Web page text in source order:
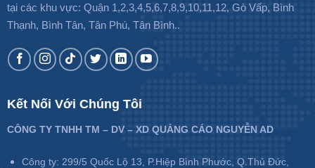
tại các khu vực: Quận 1,2,3,4,5,6,7,8,9,10,11,12, Gò Vấp, Bình
Thạnh, Bình Tân, Tân Phú, Tân Bình..
Kết Nối Với Chúng Tôi
CÔNG TY TNHH TM – DV – XD QUẢNG CÁO NGUYỄN AD
Công ty: 299/5 Quốc Lộ 13, P.Hiệp Bình Phước, Q.Thủ Đức,